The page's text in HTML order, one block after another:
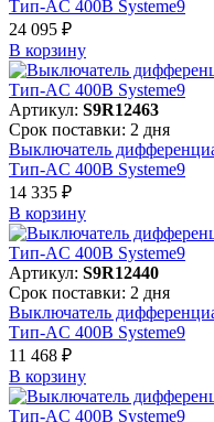
Тип-AC 400В Systeme9
24 095 ₽
В корзинy
Артикул: S9R12463
Срок поставки: 2 дня
Выключатель
Тип-AC 400В Systeme9
14 335 ₽
В корзинy
Артикул: S9R12440
Срок поставки: 2 дня
Выключатель
Тип-AC 400В Systeme9
11 468 ₽
В корзинy